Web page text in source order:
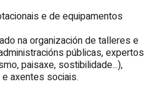
e de equipamentos
na organización de talleres e
públicas, expertos
paisaxe, sostibilidade...),
axentes sociais.